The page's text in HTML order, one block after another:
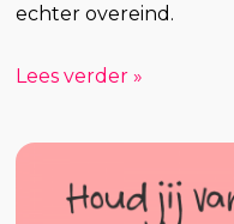
echter overeind.
Lees verder »